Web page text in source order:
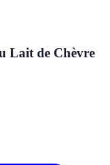
Lait de Chèvre